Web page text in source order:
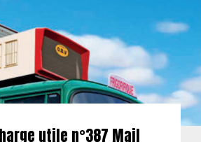
utile n°387 Mail